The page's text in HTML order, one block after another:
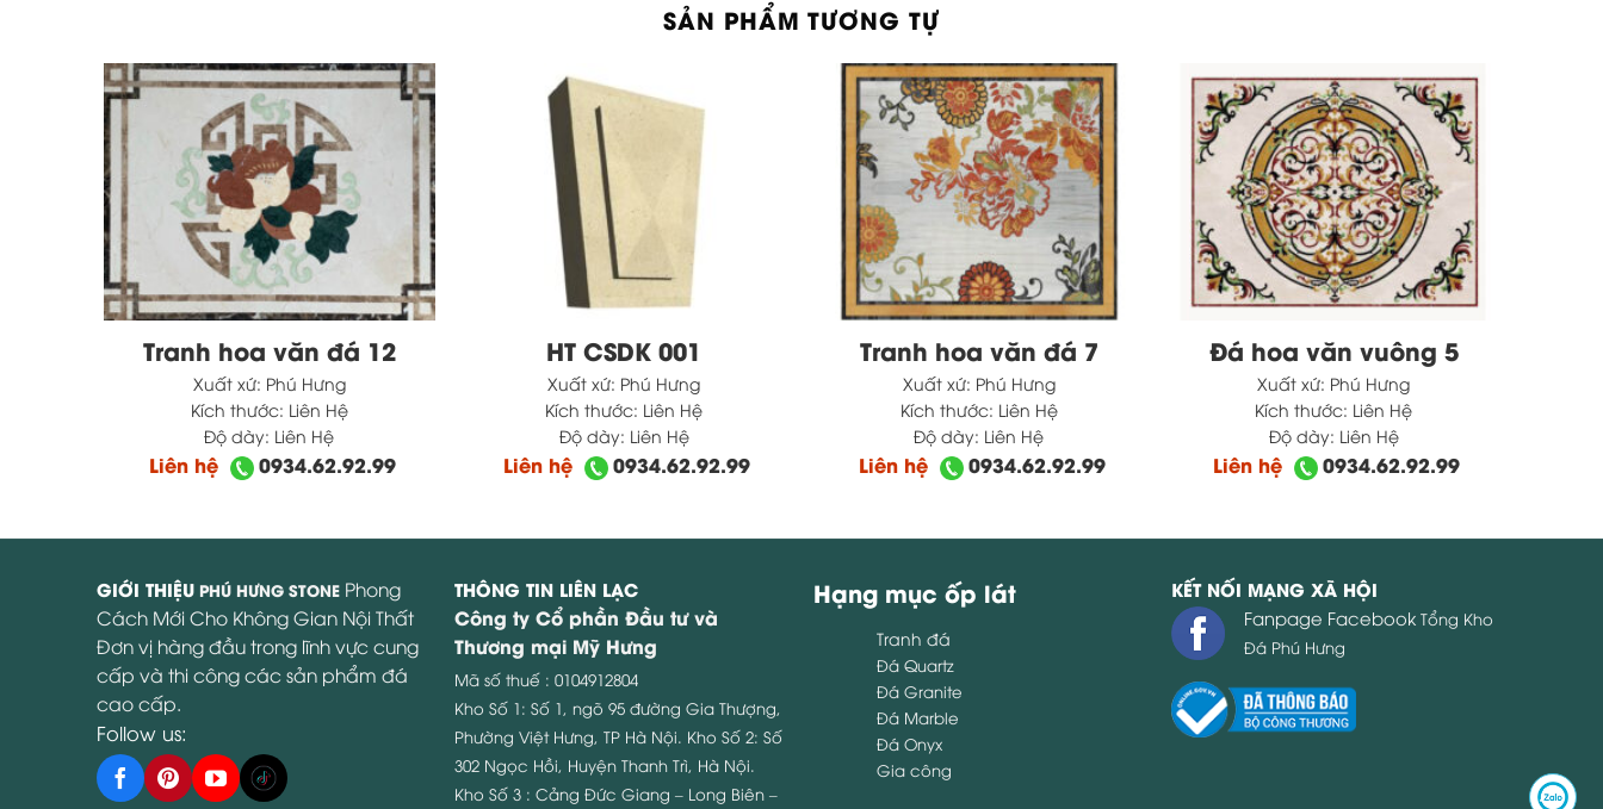
SẢN PHẨM TƯƠNG TỰ
Tranh hoa văn đá 12
Xuất xứ: Phú Hưng
Kích thước: Liên Hệ
Độ dày: Liên Hệ
Liên hệ 0934.62.92.99
HT CSDK 001
Xuất xứ: Phú Hưng
Kích thước: Liên Hệ
Độ dày: Liên Hệ
Liên hệ 0934.62.92.99
Tranh hoa văn đá 7
Xuất xứ: Phú Hưng
Kích thước: Liên Hệ
Độ dày: Liên Hệ
Liên hệ 0934.62.92.99
Đá hoa văn vuông 5
Xuất xứ: Phú Hưng
Kích thước: Liên Hệ
Độ dày: Liên Hệ
Liên hệ 0934.62.92.99
GIỚI THIỆU PHÚ HƯNG STONE Phong
Cách Mới Cho Không Gian Nội Thất
Đơn vị hàng đầu trong lĩnh vực cung
cấp và thi công các sản phẩm đá
cao cấp.
Follow us:
THÔNG TIN LIÊN LẠC
Công ty Cổ phần Đầu tư và
Thương mại Mỹ Hưng
Mã số thuế : 0104912804
Kho Số 1: Số 1, ngõ 95 đường Gia Thượng,
Phường Việt Hưng, TP Hà Nội. Kho Số 2: Số
302 Ngọc Hồi, Huyện Thanh Trì, Hà Nội.
Kho Số 3 : Cảng Đức Giang – Long Biên –
Hạng mục ốp lát
Tranh đá
Đá Quartz
Đá Granite
Đá Marble
Đá Onyx
Gia công
KẾT NỐI MẠNG XÃ HỘI
Fanpage Facebook Tổng Kho
Đá Phú Hưng